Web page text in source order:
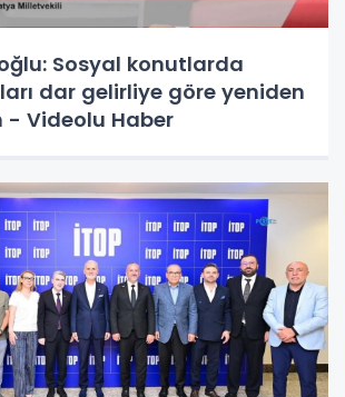
Sosyal konutlarda
dar gelirliye göre yeniden
düzenlensin - Videolu Haber